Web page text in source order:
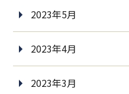
2023年5月
2023年4月
2023年3月